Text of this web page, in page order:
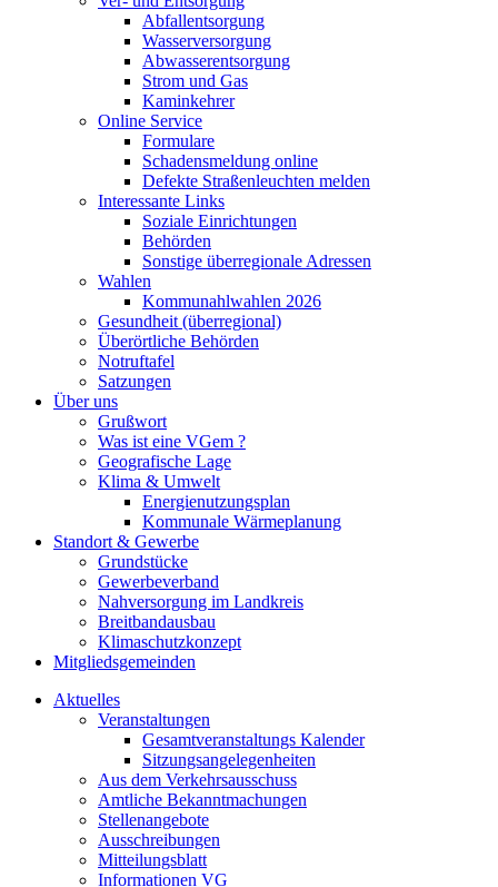
Abfallentsorgung
Wasserversorgung
Abwasserentsorgung
Strom und Gas
Kaminkehrer
Online Service
Formulare
Schadensmeldung online
Defekte Straßenleuchten melden
Interessante Links
Soziale Einrichtungen
Behörden
Sonstige überregionale Adressen
Wahlen
Kommunahlwahlen 2026
Gesundheit (überregional)
Überörtliche Behörden
Notruftafel
Satzungen
Über uns
Grußwort
Was ist eine VGem ?
Geografische Lage
Klima & Umwelt
Energienutzungsplan
Kommunale Wärmeplanung
Standort & Gewerbe
Grundstücke
Gewerbeverband
Nahversorgung im Landkreis
Breitbandausbau
Klimaschutzkonzept
Mitgliedsgemeinden
Aktuelles
Veranstaltungen
Gesamtveranstaltungs Kalender
Sitzungsangelegenheiten
Aus dem Verkehrsausschuss
Amtliche Bekanntmachungen
Stellenangebote
Ausschreibungen
Mitteilungsblatt
Informationen VG